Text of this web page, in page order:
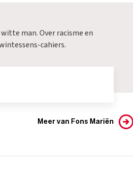
man. Over racisme en
cahiers.
Meer van Fons Mariën